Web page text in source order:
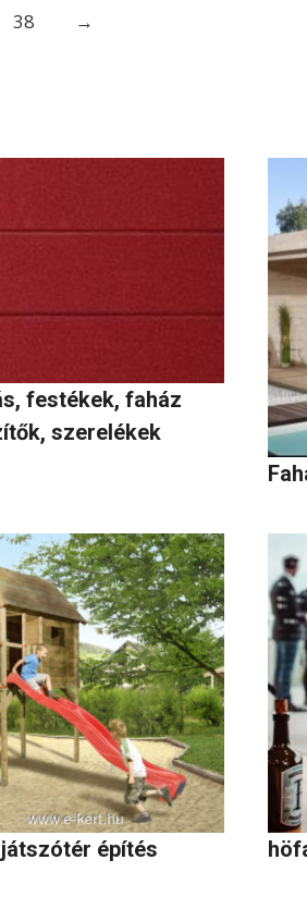
38 →
festékek, faház
szerelékek
építés